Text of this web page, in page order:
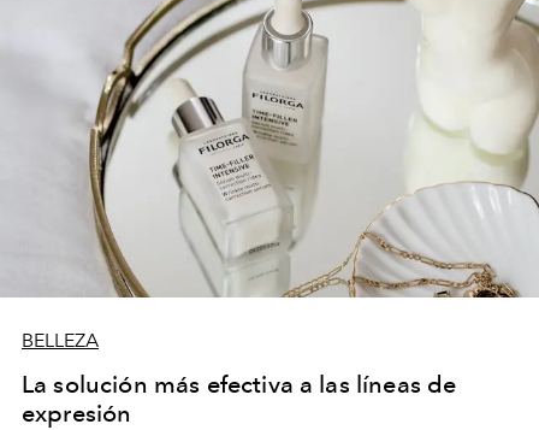
BELLEZA
La solución más efectiva a las líneas de
expresión